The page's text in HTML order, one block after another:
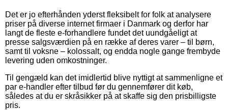
Det er jo efterhånden yderst fleksibelt for folk at analysere
priser på diverse internet firmaer i Danmark og derfor har
langt de fleste e-forhandlere fundet det uundgåeligt at
presse salgsværdien på en række af deres varer – til børn,
samt til voksne – kolossalt, og endda nogle gange frembyde
levering uden omkostninger.
Til gengæld kan det imidlertid blive nyttigt at sammenligne et
par e-handler efter tilbud før du gennemfører dit køb,
således at du er skråsikker på at skaffe sig den prisbilligste
pris.